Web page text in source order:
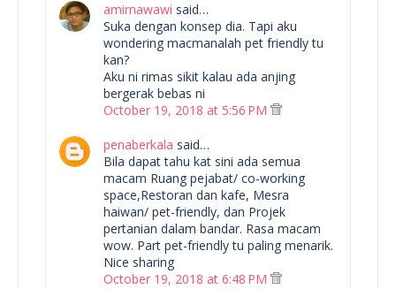
amirnawawi said…
Suka dengan konsep dia. Tapi aku
wondering macmanalah pet friendly tu
kan?
Aku ni rimas sikit kalau ada anjing
bergerak bebas ni
October 19, 2018 at 5:56 PM
penaberkala said…
Bila dapat tahu kat sini ada semua
macam Ruang pejabat/ co-working
space,Restoran dan kafe, Mesra
haiwan/ pet-friendly, dan Projek
pertanian dalam bandar. Rasa macam
wow. Part pet-friendly tu paling menarik.
Nice sharing
October 19, 2018 at 6:48 PM